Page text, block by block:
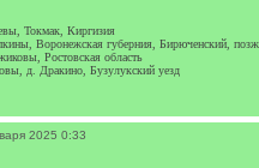
Токмак, Киргизия
Воронежская губерния, Бирюченский,
Ростовская область
д. Дракино, Бузулукский уезд
2025 0:33